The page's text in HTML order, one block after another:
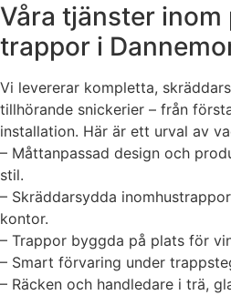
Våra tjänster
trappor i
Vi levererar kompletta,
tillhörande snickerier – från
installation. Här är ett urval av
– Måttanpassad design och
stil.
– Skräddarsydda
kontor.
– Trappor byggda på plats för
– Smart förvaring under
– Räcken och handledare i trä,